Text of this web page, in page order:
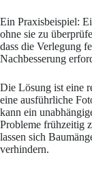
Ein Praxisbeispiel:
ohne sie zu
dass die Verlegung
Nachbesserung
Die Lösung ist eine
eine ausführliche
kann ein
Probleme frühzeitig
lassen sich
verhindern.